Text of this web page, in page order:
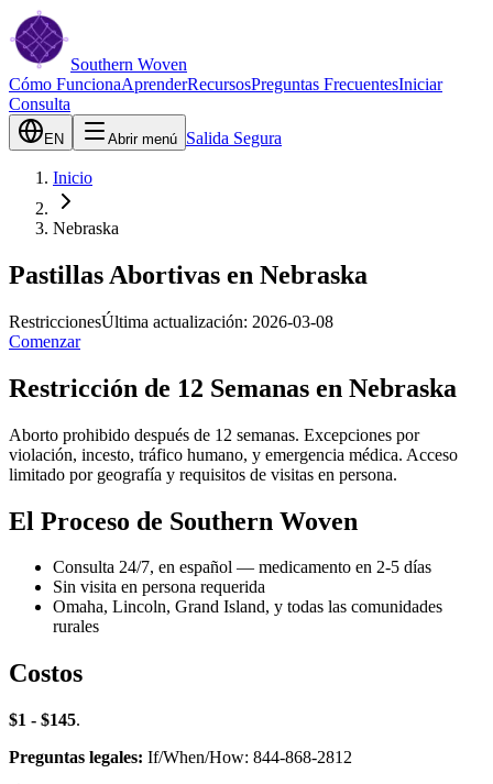
Southern Woven
Cómo FuncionaAprenderRecursosPreguntas FrecuentesIniciar
Consulta
EN Abrir menú Salida Segura
Inicio
Nebraska
Pastillas Abortivas en Nebraska
RestriccionesÚltima actualización: 2026-03-08
Comenzar
Restricción de 12 Semanas en Nebraska
Aborto prohibido después de 12 semanas. Excepciones por
violación, incesto, tráfico humano, y emergencia médica. Acceso
limitado por geografía y requisitos de visitas en persona.
El Proceso de Southern Woven
Consulta 24/7, en español — medicamento en 2-5 días
Sin visita en persona requerida
Omaha, Lincoln, Grand Island, y todas las comunidades
rurales
Costos
$1 - $145.
Preguntas legales: If/When/How: 844-868-2812